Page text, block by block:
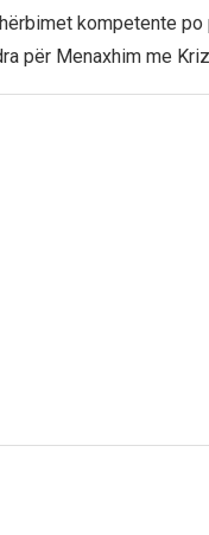
kompetente po
për Menaxhim me